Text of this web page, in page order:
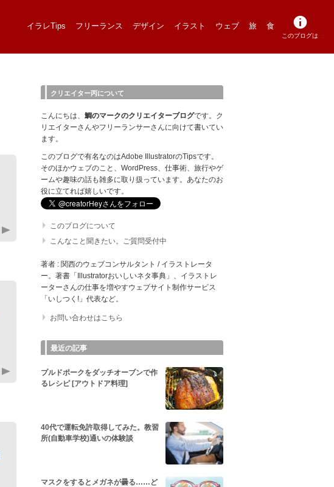
イラレTips フリーランス デザイン イラスト ウェブ 旅 食
このブログは
クリエイター丙について
こんにちは、 鯛のマークのクリエイターブログです。ク
リエイターさんやフリーランサーさんに向けて書いてい
ます。
このブログで有名なのはAdobe IllustratorのTipsです。
そのほかウェブのこと、WordPress、仕事術、旅行やゲ
ームや趣味の話も雑多に取り扱っています。あなたのお
役に立てれば嬉しいです。
このブログについて
こんなこと聞きたい。ご質問受付中
著者 : 関西のウェブコンサルタント / イラストレータ
ー。著書「Illustratorおいしいネタ事典」、イラストレ
ーターさんの仕事を増やすウェブサイト制作サービス
「いしつく!」代表など。
お問い合わせはこちら
最近の記事
プルドポークをダッチオーブンで作
るレシピ [アウトドア料理]
40代で運転免許取得してみた。教習
所(自動車学校)通いの体験談
マスクをするとメガネが曇る……ど